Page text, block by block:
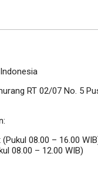
RT 02/07 No. 5
(Pukul 08.00 – 16.00
08.00 – 12.00 WIB)